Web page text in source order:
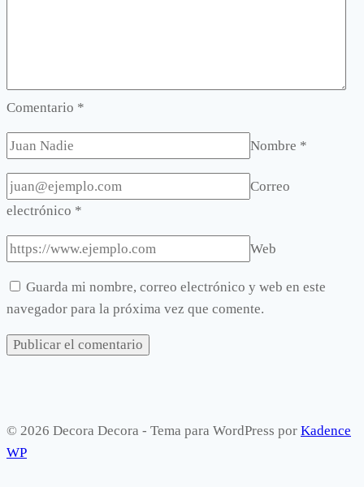
Comentario *
Nombre *
Correo
electrónico *
Web
Guarda mi nombre, correo electrónico y web en este
navegador para la próxima vez que comente.
© 2026 Decora Decora - Tema para WordPress por Kadence
WP